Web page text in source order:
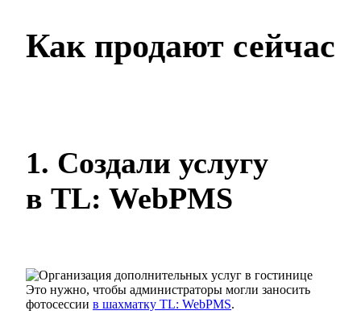
Как продают сейчас
1. Создали услугу
в TL: WebPMS
Это нужно, чтобы администраторы могли заносить
фотосессии в шахматку TL: WebPMS.